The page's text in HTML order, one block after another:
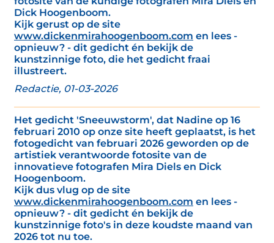
Dick Hoogenboom.
Kijk gerust op de site
www.dickenmirahoogenboom.com en lees -
opnieuw? - dit gedicht én bekijk de
kunstzinnige foto, die het gedicht fraai
illustreert.
Redactie, 01-03-2026
Het gedicht 'Sneeuwstorm', dat Nadine op 16
februari 2010 op onze site heeft geplaatst, is het
fotogedicht van februari 2026 geworden op de
artistiek verantwoorde fotosite van de
innovatieve fotografen Mira Diels en Dick
Hoogenboom.
Kijk dus vlug op de site
www.dickenmirahoogenboom.com en lees -
opnieuw? - dit gedicht én bekijk de
kunstzinnige foto's in deze koudste maand van
2026 tot nu toe.